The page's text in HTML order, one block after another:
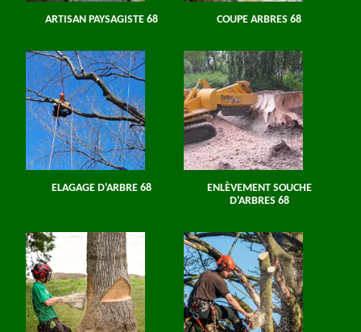
ARTISAN PAYSAGISTE 68 COUPE ARBRES 68
ELAGAGE D'ARBRE 68
ENLÈVEMENT SOUCHE
D'ARBRES 68